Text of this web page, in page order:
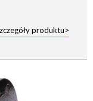
produktu>